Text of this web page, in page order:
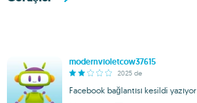
modernvioletcow37615
2025 de
Facebook bağlantısı kesildi yazıyor